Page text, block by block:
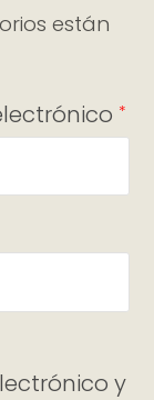
están
*
y